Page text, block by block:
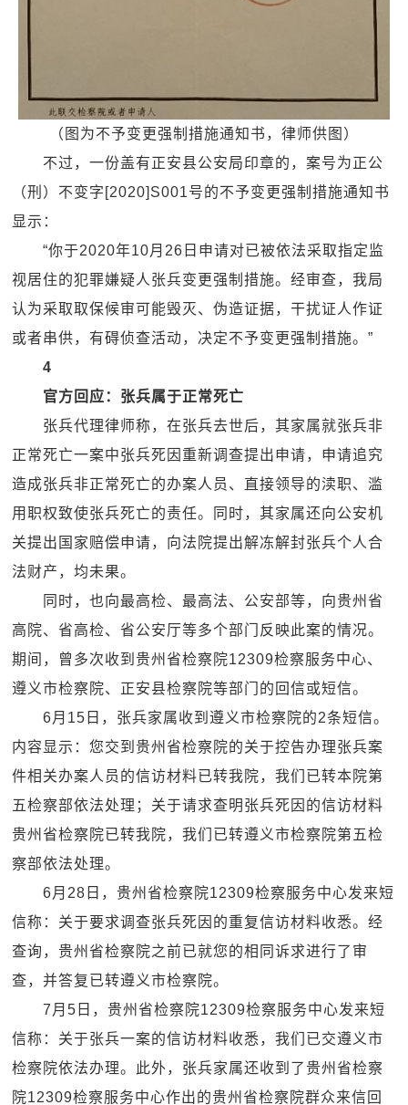
（图为不予变更强制措施通知书，律师供图）
不过，一份盖有正安县公安局印章的，案号为正公
（刑）不变字[2020]S001号的不予变更强制措施通知书
显示：
“你于2020年10月26日申请对已被依法采取指定监
视居住的犯罪嫌疑人张兵变更强制措施。经审查，我局
认为采取取保候审可能毁灭、伪造证据，干扰证人作证
或者串供，有碍侦查活动，决定不予变更强制措施。”
4
官方回应：张兵属于正常死亡
张兵代理律师称，在张兵去世后，其家属就张兵非
正常死亡一案中张兵死因重新调查提出申请，申请追究
造成张兵非正常死亡的办案人员、直接领导的渎职、滥
用职权致使张兵死亡的责任。同时，其家属还向公安机
关提出国家赔偿申请，向法院提出解冻解封张兵个人合
法财产，均未果。
同时，也向最高检、最高法、公安部等，向贵州省
高院、省高检、省公安厅等多个部门反映此案的情况。
期间，曾多次收到贵州省检察院12309检察服务中心、
遵义市检察院、正安县检察院等部门的回信或短信。
6月15日，张兵家属收到遵义市检察院的2条短信。
内容显示：您交到贵州省检察院的关于控告办理张兵案
件相关办案人员的信访材料已转我院，我们已转本院第
五检察部依法处理；关于请求查明张兵死因的信访材料
贵州省检察院已转我院，我们已转遵义市检察院第五检
察部依法处理。
6月28日，贵州省检察院12309检察服务中心发来短
信称：关于要求调查张兵死因的重复信访材料收悉。经
查询，贵州省检察院之前已就您的相同诉求进行了审
查，并答复已转遵义市检察院。
7月5日，贵州省检察院12309检察服务中心发来短
信称：关于张兵一案的信访材料收悉，我们已交遵义市
检察院依法办理。此外，张兵家属还收到了贵州省检察
院12309检察服务中心作出的贵州省检察院群众来信回